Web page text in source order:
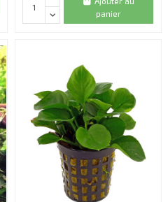
panier